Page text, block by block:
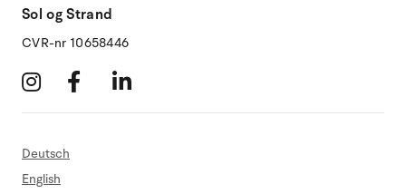
Sol og Strand
CVR-nr 10658446
Deutsch
English